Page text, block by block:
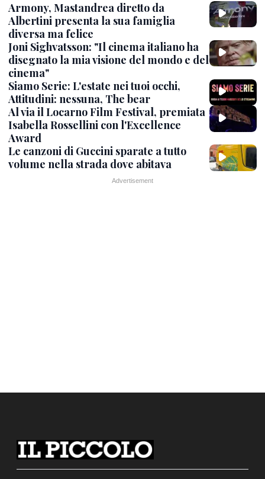
Armony, Mastandrea diretto da
Albertini presenta la sua famiglia
diversa ma felice
Joni Sighvatsson: "Il cinema italiano ha
disegnato la mia visione del mondo e del
cinema"
Siamo Serie: L'estate nei tuoi occhi,
Attitudini: nessuna, The bear
Al via il Locarno Film Festival, premiata
Isabella Rossellini con l'Excellence
Award
Le canzoni di Guccini sparate a tutto
volume nella strada dove abitava